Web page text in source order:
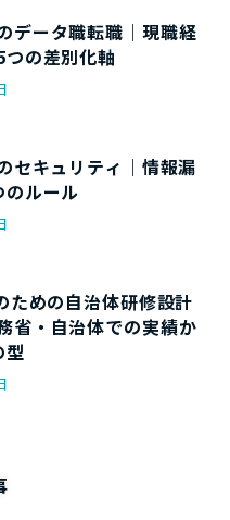
データ職転職｜現職経
の差別化軸
セキュリティ｜情報漏
ルール
ための自治体研修設計
省・自治体での実績か
型